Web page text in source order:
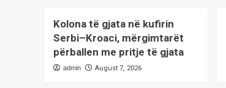
Kolona të gjata në kufirin
Serbi–Kroaci, mërgimtarët
përballen me pritje të gjata
admin August 7, 2026